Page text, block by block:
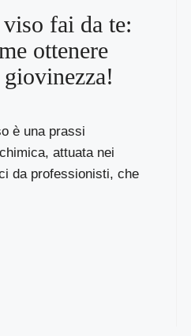
fai da te:
ottenere
giovinezza!
è una prassi
attuata nei
da professionisti, che